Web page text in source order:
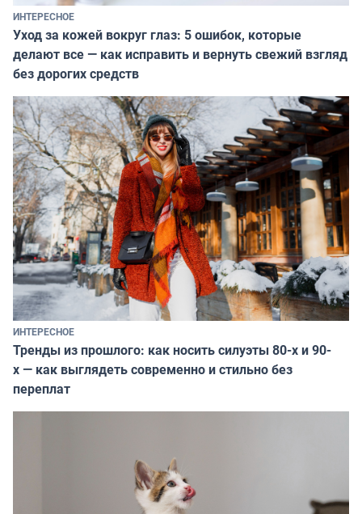
ИНТЕРЕСНОЕ
Уход за кожей вокруг глаз: 5 ошибок, которые
делают все — как исправить и вернуть свежий взгляд
без дорогих средств
ИНТЕРЕСНОЕ
Тренды из прошлого: как носить силуэты 80-х и 90-
х — как выглядеть современно и стильно без
переплат